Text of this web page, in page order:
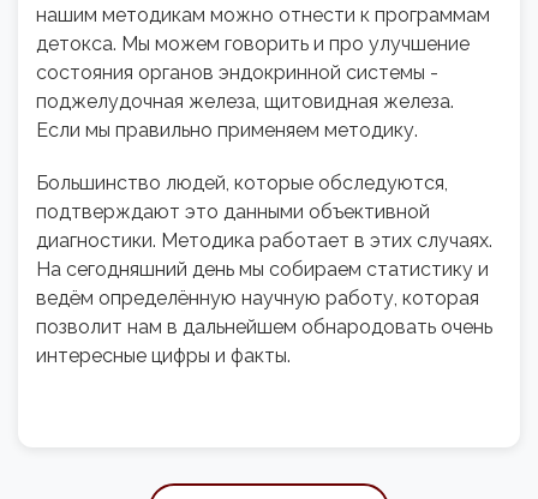
нашим методикам можно отнести к программам
детокса. Мы можем говорить и про улучшение
состояния органов эндокринной системы -
поджелудочная железа, щитовидная железа.
Если мы правильно применяем методику.
Большинство людей, которые обследуются,
подтверждают это данными объективной
диагностики. Методика работает в этих случаях.
На сегодняшний день мы собираем статистику и
ведём определённую научную работу, которая
позволит нам в дальнейшем обнародовать очень
интересные цифры и факты.